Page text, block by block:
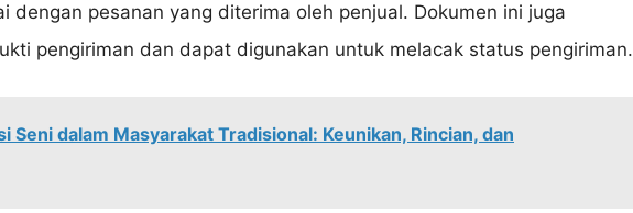
dengan pesanan yang diterima oleh penjual. Dokumen ini juga
pengiriman dan dapat digunakan untuk melacak status pengiriman.
Seni dalam Masyarakat Tradisional: Keunikan, Rincian, dan